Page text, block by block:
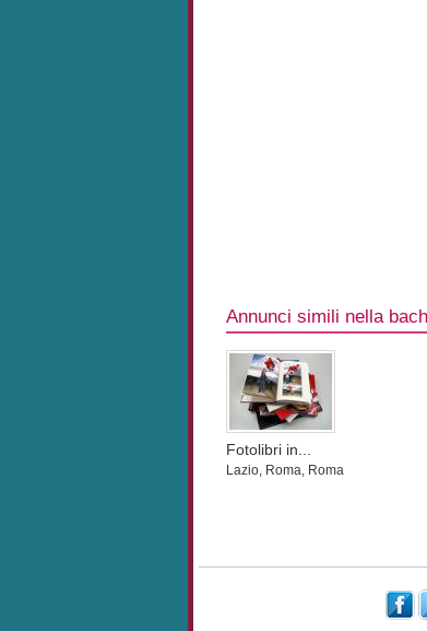
Annunci simili nella
Fotolibri in...
Lazio, Roma, Roma